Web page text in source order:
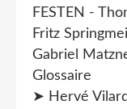
FESTEN -
Fritz
Gabriel
Glossaire
➤ Hervé Vilard